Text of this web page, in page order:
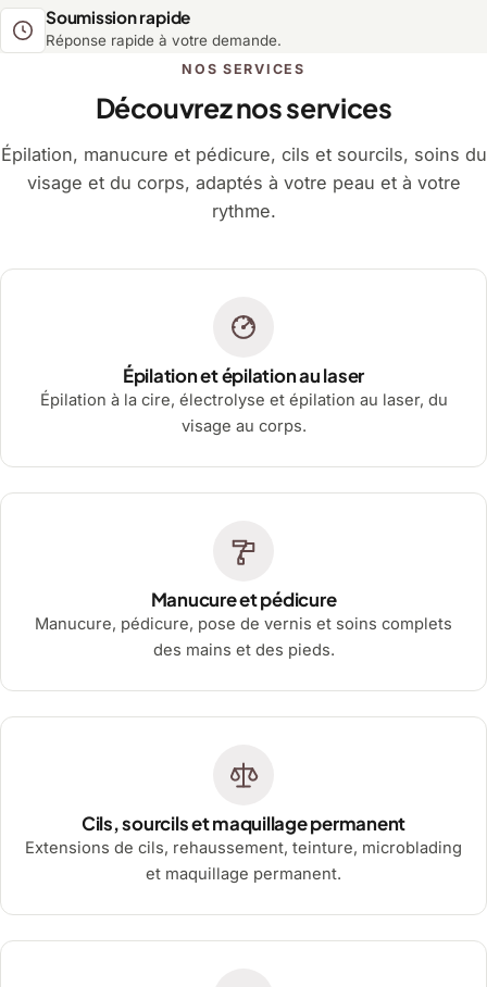
Soumission rapide
Réponse rapide à votre demande.
NOS SERVICES
Découvrez nos services
Épilation, manucure et pédicure, cils et sourcils, soins du
visage et du corps, adaptés à votre peau et à votre
rythme.
Épilation et épilation au laser
Épilation à la cire, électrolyse et épilation au laser, du
visage au corps.
Manucure et pédicure
Manucure, pédicure, pose de vernis et soins complets
des mains et des pieds.
Cils, sourcils et maquillage permanent
Extensions de cils, rehaussement, teinture, microblading
et maquillage permanent.